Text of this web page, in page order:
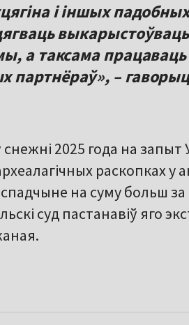
і іншых
а таксама
–
2025 года на запыт
раскопках у
на суму больш за
суд пастанавіў яго